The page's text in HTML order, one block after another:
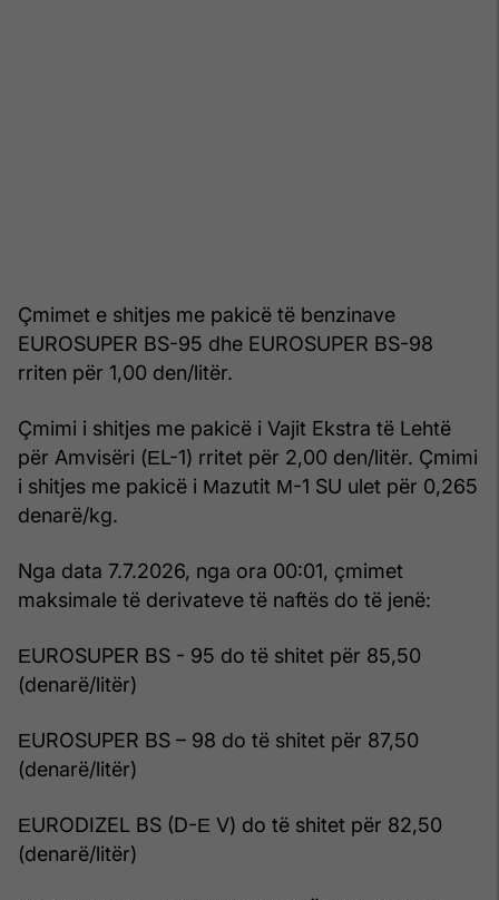
Çmimet e shitjes me pakicë të benzinave
EUROSUPER BS-95 dhe EUROSUPER BS-98
rriten për 1,00 den/litër.
Çmimi i shitjes me pakicë i Vajit Ekstra të Lehtë
për Amvisëri (ЕL-1) rritet për 2,00 den/litër. Çmimi
i shitjes me pakicë i Мazutit М-1 SU ulet për 0,265
denarë/kg.
Nga data 7.7.2026, nga ora 00:01, çmimet
maksimale të derivateve të naftës do të jenë:
ЕUROSUPER BS - 95 do të shitet për 85,50
(denarë/litër)
ЕUROSUPER BS – 98 do të shitet për 87,50
(denarë/litër)
ЕURODIZEL BS (D-Е V) do të shitet për 82,50
(denarë/litër)